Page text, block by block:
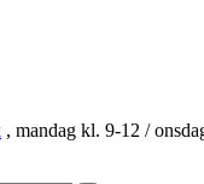
, mandag kl. 9-12 /